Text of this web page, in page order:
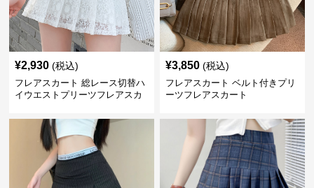
¥2,930 (税込)
フレアスカート 総レース切替ハ
イウエストプリーツフレアスカ
¥3,850 (税込)
フレアスカート ベルト付きプリ
ーツフレアスカート